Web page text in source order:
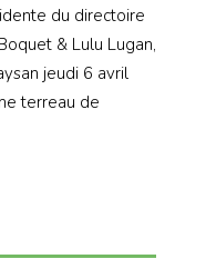
du directoire
& Lulu Lugan,
jeudi 6 avril
terreau de